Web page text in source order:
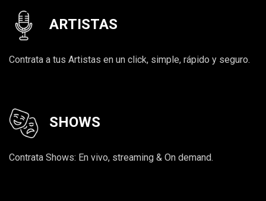
ARTISTAS
Contrata a tus Artistas en un click, simple, rápido y seguro.
SHOWS
Contrata Shows: En vivo, streaming & On demand.